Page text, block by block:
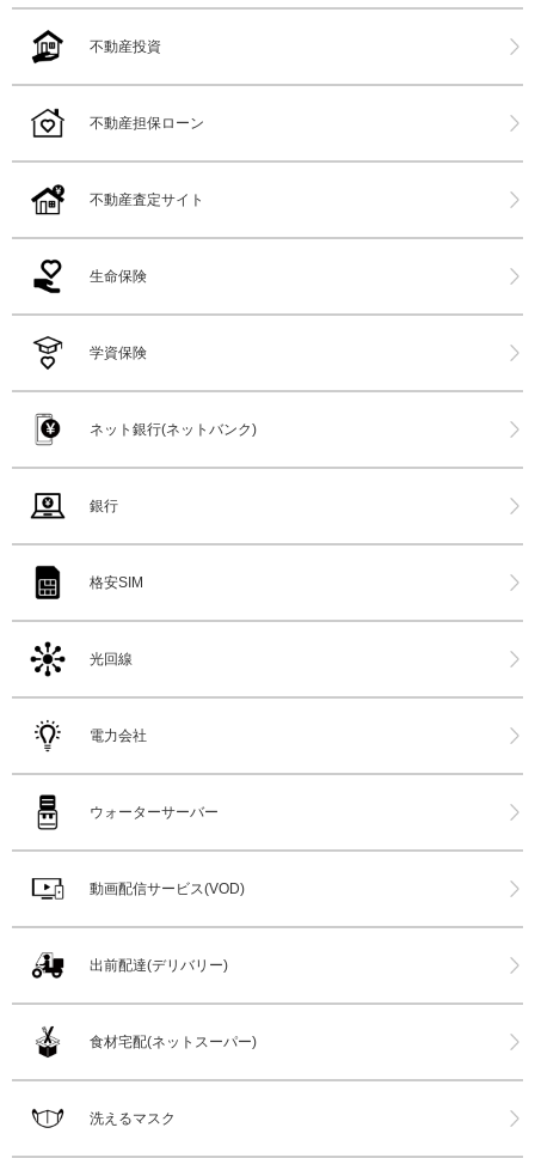
不動産投資
不動産担保ローン
不動産査定サイト
生命保険
学資保険
ネット銀行(ネットバンク)
銀行
格安SIM
光回線
電力会社
ウォーターサーバー
動画配信サービス(VOD)
出前配達(デリバリー)
食材宅配(ネットスーパー)
洗えるマスク